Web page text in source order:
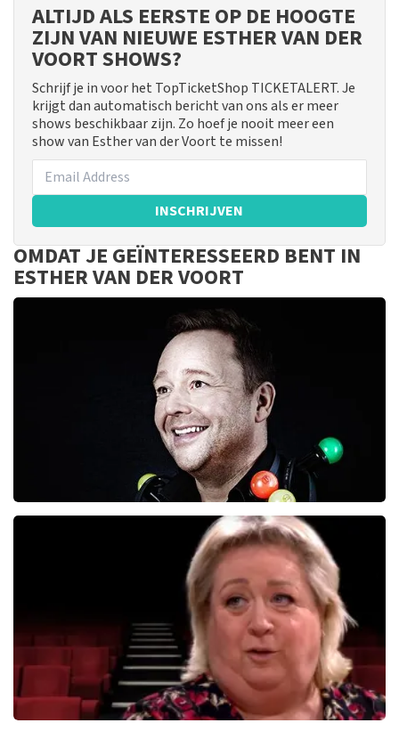
ALTIJD ALS EERSTE OP DE HOOGTE
ZIJN VAN NIEUWE ESTHER VAN DER
VOORT SHOWS?
Schrijf je in voor het TopTicketShop TICKETALERT. Je
krijgt dan automatisch bericht van ons als er meer
shows beschikbaar zijn. Zo hoef je nooit meer een
show van Esther van der Voort te missen!
INSCHRIJVEN
OMDAT JE GEÏNTERESSEERD BENT IN
ESTHER VAN DER VOORT
reviews